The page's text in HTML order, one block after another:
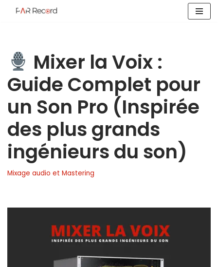
contenuMixer la Voix :
Guide Complet pour
un Son Pro (Inspirée
des plus grands
ingénieurs du son)
Mixage audio et Mastering